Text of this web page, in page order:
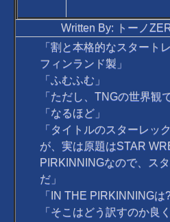
Written By: トーノ
「割と本格的なスタート
フィンランド製」
「ふむふむ」
「ただし、TNGの世界観
「なるほど」
「タイトルのスターレッ
が、実は原題はSTAR
PIRKINNINGなので、ス
だ」
「IN THE PIRKINNINGは?
「そこはどう訳すのか良